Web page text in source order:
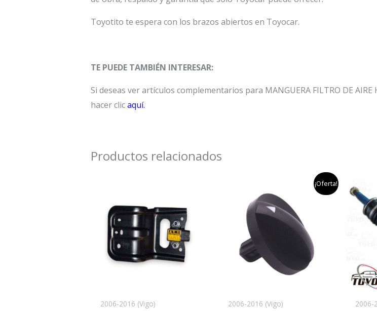
Toyotito te espera con los brazos abiertos en Toyocar.
TE PUEDE TAMBIÉN INTERESAR:
Si deseas ver artículos complementarios para MANGUERA FILTRO DE AIRE
hacer clicaquí.
Productos relacionados
2006-2016 (Vigo)
¡Oferta!
2006-2016 (Vigo)
original
era:
$45,000.
precio
actual
$35,000.
2006-